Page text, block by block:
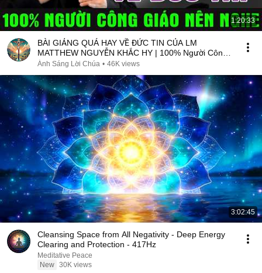
1:20:33
BÀI GIẢNG QUÁ HAY VỀ ĐỨC TIN CỦA LM
MATTHEW NGUYỄN KHẮC HY | 100% Người Công
Giáo Nên Nghe
Ánh Sáng Lời Chúa • 46K views
3:02:45
Cleansing Space from All Negativity - Deep Energy
Clearing and Protection - 417Hz
Meditative Peace
New 30K views